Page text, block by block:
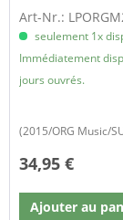
Art-Nr.:
seulement 1x
Immédiatement
jours ouvrés.
(2015/ORG Music/
34,95 €
Ajouter au